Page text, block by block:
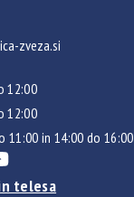
zveza.si
12:00
12:00
in 14:00 do 16:00
telesa